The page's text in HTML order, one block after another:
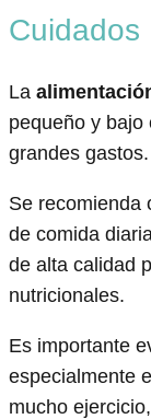
Cuidados
La
pequeño y bajo
grandes gastos.
Se recomienda
de comida
de alta calidad
nutricionales.
Es importante
especialmente
mucho